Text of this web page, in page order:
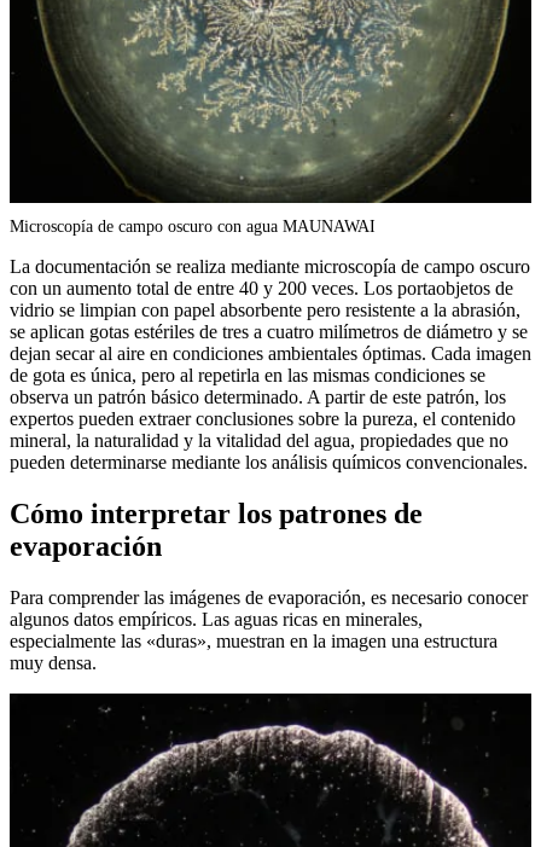
Microscopía de campo oscuro con agua MAUNAWAI
La documentación se realiza mediante microscopía de campo oscuro
con un aumento total de entre 40 y 200 veces. Los portaobjetos de
vidrio se limpian con papel absorbente pero resistente a la abrasión,
se aplican gotas estériles de tres a cuatro milímetros de diámetro y se
dejan secar al aire en condiciones ambientales óptimas. Cada imagen
de gota es única, pero al repetirla en las mismas condiciones se
observa un patrón básico determinado. A partir de este patrón, los
expertos pueden extraer conclusiones sobre la pureza, el contenido
mineral, la naturalidad y la vitalidad del agua, propiedades que no
pueden determinarse mediante los análisis químicos convencionales.
Cómo interpretar los patrones de
evaporación
Para comprender las imágenes de evaporación, es necesario conocer
algunos datos empíricos. Las aguas ricas en minerales,
especialmente las «duras», muestran en la imagen una estructura
muy densa.